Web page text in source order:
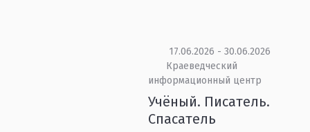
17.06.2026 - 30.06.2026
Краеведческий
информационный центр
Учёный. Писатель.
Спасатель